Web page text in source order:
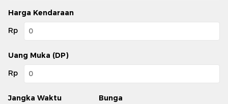
Harga Kendaraan
Rp
Uang Muka (DP)
Rp
Jangka Waktu
Bunga